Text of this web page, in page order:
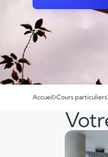
Accueil Cours particuliers